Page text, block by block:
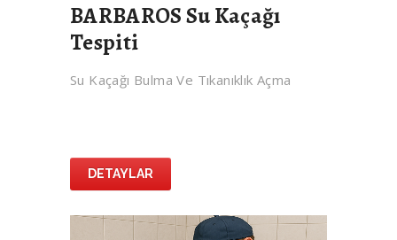
BARBAROS Su Kaçağı
Tespiti
Su Kaçağı Bulma Ve Tıkanıklık Açma
DETAYLAR